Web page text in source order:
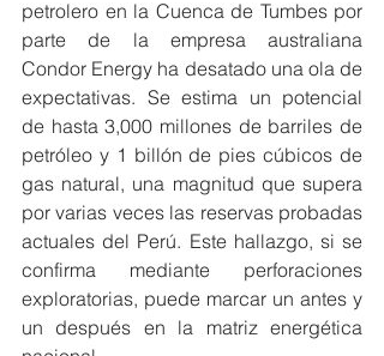
petrolero en la Cuenca de Tumbes por
parte de la empresa australiana
Condor Energy ha desatado una ola de
expectativas. Se estima un potencial
de hasta 3,000 millones de barriles de
petróleo y 1 billón de pies cúbicos de
gas natural, una magnitud que supera
por varias veces las reservas probadas
actuales del Perú. Este hallazgo, si se
confirma mediante perforaciones
exploratorias, puede marcar un antes y
un después en la matriz energética